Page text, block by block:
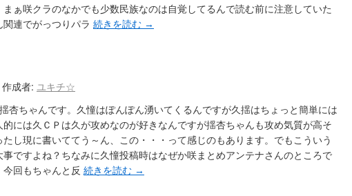
ぁ咲クラのなかでも少数民族なのは自覚してるんで読む前に注意していた
連でがっつりパラ 続きを読む →
作成者: ユキチ☆
杏ちゃんです。久憧はぽんぽん湧いてくるんですが久揺はちょっと簡単には
には久ＣＰは久が攻めなのが好きなんですが揺杏ちゃんも攻め気質が高そ
し現に書いててう～ん、この・・・って感じのもあります。でもこういう
ですよね？ちなみに久憧投稿時はなぜか咲まとめアンテナさんのところで
回もちゃんと反 続きを読む →